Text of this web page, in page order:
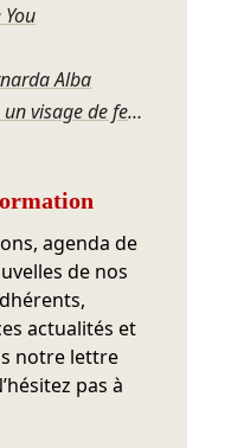
Alba
La guerre n'a pas un visage de femme
agenda de
de nos
actualités et
notre lettre
pas à